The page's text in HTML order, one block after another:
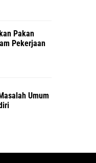
Pakan
Pekerjaan
Umum